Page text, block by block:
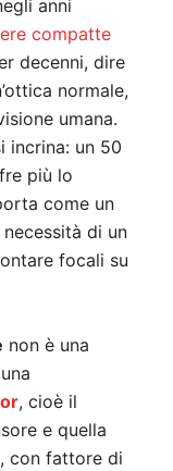
anni
compatte
decenni, dire
normale,
umana.
incrina: un 50
più lo
come un
di un
focali su
non è una
, cioè il
e quella
con fattore di